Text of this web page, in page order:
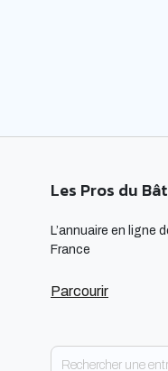
Les Pros du
L’annuaire en ligne
France
Parcourir